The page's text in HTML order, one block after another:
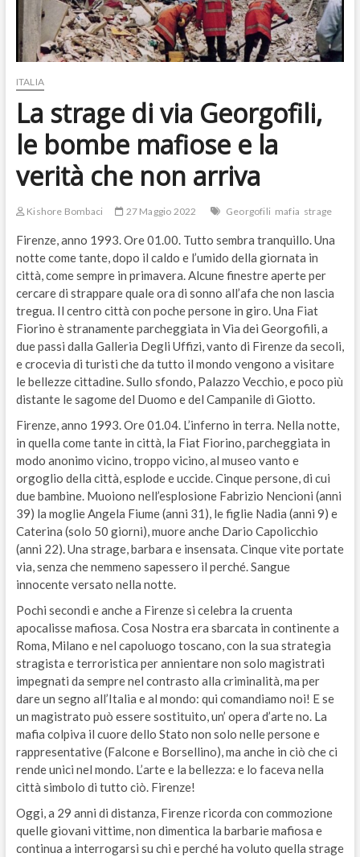
ITALIA
La strage di via Georgofili,
le bombe mafiose e la
verità che non arriva
Kishore Bombaci 27 Maggio 2022 Georgofili mafia strage
Firenze, anno 1993. Ore 01.00. Tutto sembra tranquillo. Una
notte come tante, dopo il caldo e l’umido della giornata in
città, come sempre in primavera. Alcune finestre aperte per
cercare di strappare quale ora di sonno all’afa che non lascia
tregua. Il centro città con poche persone in giro. Una Fiat
Fiorino è stranamente parcheggiata in Via dei Georgofili, a
due passi dalla Galleria Degli Uffizi, vanto di Firenze da secoli,
e crocevia di turisti che da tutto il mondo vengono a visitare
le bellezze cittadine. Sullo sfondo, Palazzo Vecchio, e poco più
distante le sagome del Duomo e del Campanile di Giotto.
Firenze, anno 1993. Ore 01.04. L’inferno in terra. Nella notte,
in quella come tante in città, la Fiat Fiorino, parcheggiata in
modo anonimo vicino, troppo vicino, al museo vanto e
orgoglio della città, esplode e uccide. Cinque persone, di cui
due bambine. Muoiono nell’esplosione Fabrizio Nencioni (anni
39) la moglie Angela Fiume (anni 31), le figlie Nadia (anni 9) e
Caterina (solo 50 giorni), muore anche Dario Capolicchio
(anni 22). Una strage, barbara e insensata. Cinque vite portate
via, senza che nemmeno sapessero il perché. Sangue
innocente versato nella notte.
Pochi secondi e anche a Firenze si celebra la cruenta
apocalisse mafiosa. Cosa Nostra era sbarcata in continente a
Roma, Milano e nel capoluogo toscano, con la sua strategia
stragista e terroristica per annientare non solo magistrati
impegnati da sempre nel contrasto alla criminalità, ma per
dare un segno all’Italia e al mondo: qui comandiamo noi! E se
un magistrato può essere sostituito, un’ opera d’arte no. La
mafia colpiva il cuore dello Stato non solo nelle persone e
rappresentative (Falcone e Borsellino), ma anche in ciò che ci
rende unici nel mondo. L’arte e la bellezza: e lo faceva nella
città simbolo di tutto ciò. Firenze!
Oggi, a 29 anni di distanza, Firenze ricorda con commozione
quelle giovani vittime, non dimentica la barbarie mafiosa e
continua a interrogarsi su chi e perché ha voluto quella strage